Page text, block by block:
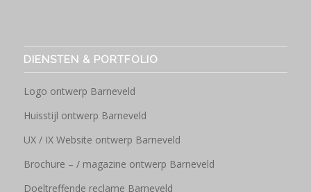
DIENSTEN & PORTFOLIO
Logo ontwerp Barneveld
Huisstijl ontwerp Barneveld
UX / IX Website ontwerp Barneveld
Brochure – / magazine ontwerp Barneveld
Doeltreffende reclame Barneveld